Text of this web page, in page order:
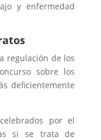
y enfermedad
regulación de los
sobre los
deficientemente
por el
si se trata de